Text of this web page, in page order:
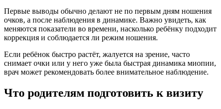
Первые выводы обычно делают не по первым дням ношения
очков, а после наблюдения в динамике. Важно увидеть, как
меняются показатели во времени, насколько ребёнку подходит
коррекция и соблюдается ли режим ношения.
Если ребёнок быстро растёт, жалуется на зрение, часто
снимает очки или у него уже была быстрая динамика миопии,
врач может рекомендовать более внимательное наблюдение.
Что родителям подготовить к визиту